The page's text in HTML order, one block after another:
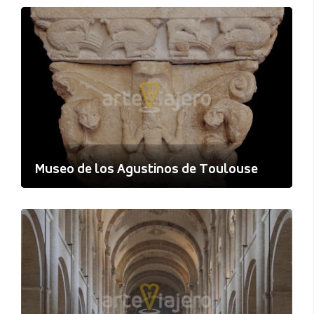
Museo de los Agustinos de Toulouse